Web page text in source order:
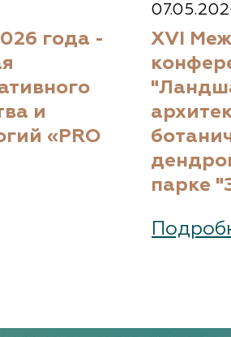
года -
и
«PRO
XVI
парке